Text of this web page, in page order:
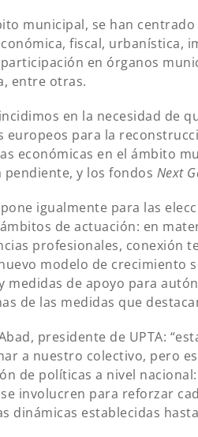
municipal, se han
fiscal, urbanística,
en órganos
entre otras.
en la necesidad de
europeos para la
económicas en el ámbito
pendiente, y los fondos Next
igualmente para las
de actuación: en
profesionales, conexión
modelo de crecimiento
medidas de apoyo para
de las medidas que
presidente de UPTA:
a nuestro colectivo, pero
de políticas a nivel
involucren para reforzar
dinámicas establecidas